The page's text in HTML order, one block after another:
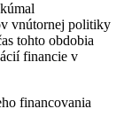
vnútornej politiky
tohto obdobia
financie v
financovania